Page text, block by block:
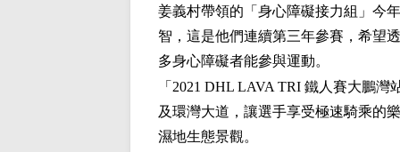
姜義村帶領的「身心障礙接力組」今
智，這是他們連續第三年參賽，希望
多身心障礙者能參與運動。
「2021 DHL LAVA TRI 鐵人賽大鵬
及環灣大道，讓選手享受極速騎乘的
濕地生態景觀。